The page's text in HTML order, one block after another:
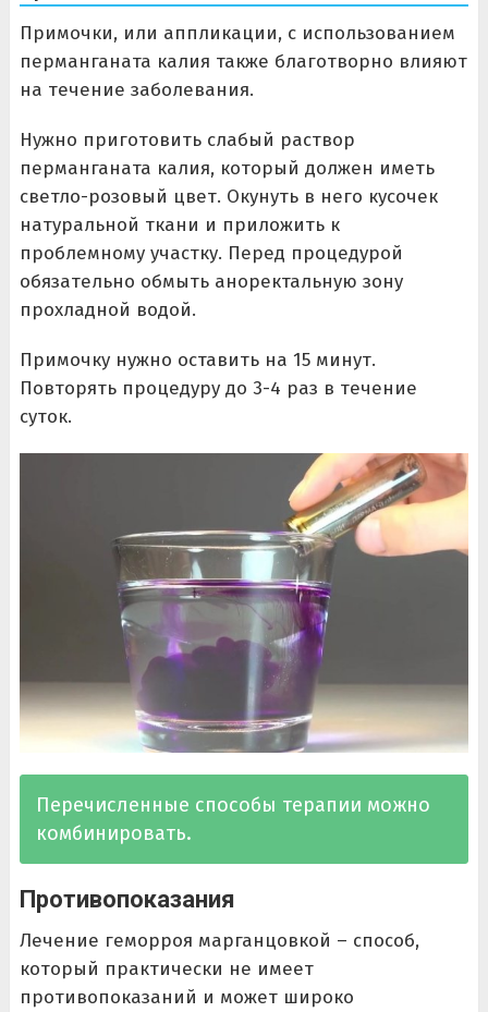
Примочки, или аппликации, с использованием
перманганата калия также благотворно влияют
на течение заболевания.
Нужно приготовить слабый раствор
перманганата калия, который должен иметь
светло-розовый цвет. Окунуть в него кусочек
натуральной ткани и приложить к
проблемному участку. Перед процедурой
обязательно обмыть аноректальную зону
прохладной водой.
Примочку нужно оставить на 15 минут.
Повторять процедуру до 3-4 раз в течение
суток.
Перечисленные способы терапии можно
комбинировать.
Противопоказания
Лечение геморроя марганцовкой – способ,
который практически не имеет
противопоказаний и может широко